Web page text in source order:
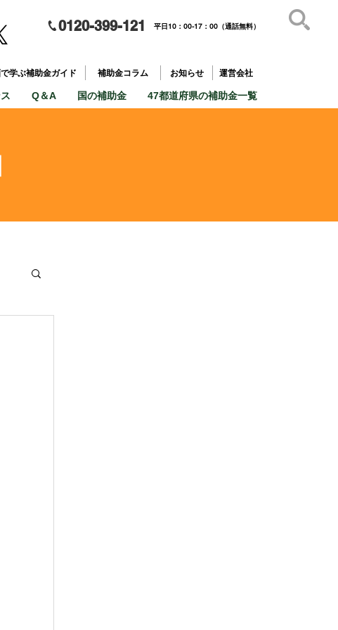
0120-399-121 平日10：00-17：00（通話無料）
学ぶ補助金ガイド 補助金コラム お知らせ 運営会社
Q＆A 国の補助金 47都道府県の補助金一覧